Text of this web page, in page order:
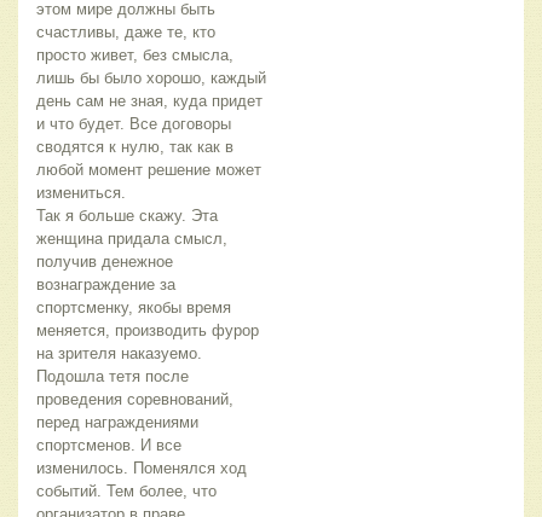
этом мире должны быть
счастливы, даже те, кто
просто живет, без смысла,
лишь бы было хорошо, каждый
день сам не зная, куда придет
и что будет. Все договоры
сводятся к нулю, так как в
любой момент решение может
измениться.
Так я больше скажу. Эта
женщина придала смысл,
получив денежное
вознаграждение за
спортсменку, якобы время
меняется, производить фурор
на зрителя наказуемо.
Подошла тетя после
проведения соревнований,
перед награждениями
спортсменов. И все
изменилось. Поменялся ход
событий. Тем более, что